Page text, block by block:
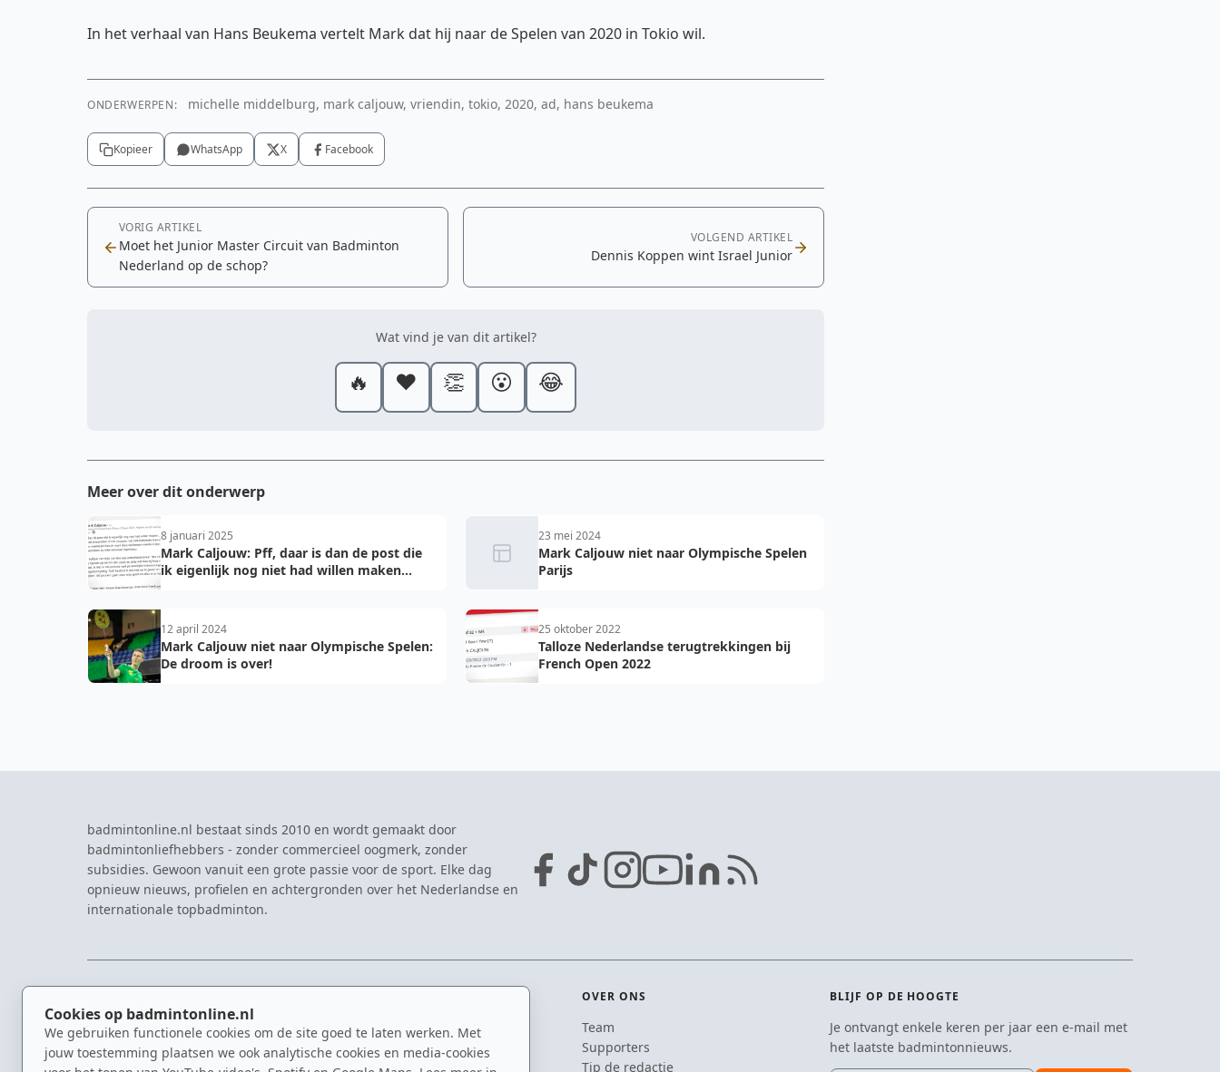
Cookies op badmintonline.nl
We gebruiken functionele cookies om de site goed te laten werken. Met
jouw toestemming plaatsen we ook analytische cookies en media-cookies
In het verhaal van Hans Beukema vertelt Mark dat hij naar de Spelen van 2020 in Tokio wil.
ONDERWERPEN: michelle middelburg, mark caljouw, vriendin, tokio, 2020, ad, hans beukema
Kopieer WhatsApp X Facebook
VORIG ARTIKEL
Moet het Junior Master Circuit van Badminton
Nederland op de schop?
VOLGEND ARTIKEL
Dennis Koppen wint Israel Junior
Wat vind je van dit artikel?
🔥 ❤️ 👏 😮 😂
Meer over dit onderwerp
8 januari 2025
Mark Caljouw: Pff, daar is dan de post die
ik eigenlijk nog niet had willen maken...
23 mei 2024
Mark Caljouw niet naar Olympische Spelen
Parijs
12 april 2024
Mark Caljouw niet naar Olympische Spelen:
De droom is over!
25 oktober 2022
Talloze Nederlandse terugtrekkingen bij
French Open 2022
badmintonline.nl bestaat sinds 2010 en wordt gemaakt door
badmintonliefhebbers - zonder commercieel oogmerk, zonder
subsidies. Gewoon vanuit een grote passie voor de sport. Elke dag
opnieuw nieuws, profielen en achtergronden over het Nederlandse en
internationale topbadminton.
Nieuws
Kennisbank
Spelers
Eredivisie
NK Badminton
Dutch Open
OVER ONS
Team
Supporters
Tip de redactie
BLIJF OP DE HOOGTE
Je ontvangt enkele keren per jaar een e-mail met
het laatste badmintonnieuws.